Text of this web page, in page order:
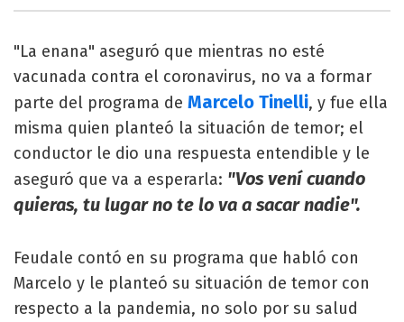
"La enana" aseguró que mientras no esté
vacunada contra el coronavirus, no va a formar
parte del programa de Marcelo Tinelli, y fue ella
misma quien planteó la situación de temor; el
conductor le dio una respuesta entendible y le
aseguró que va a esperarla: "Vos vení cuando
quieras, tu lugar no te lo va a sacar nadie".
Feudale contó en su programa que habló con
Marcelo y le planteó su situación de temor con
respecto a la pandemia, no solo por su salud